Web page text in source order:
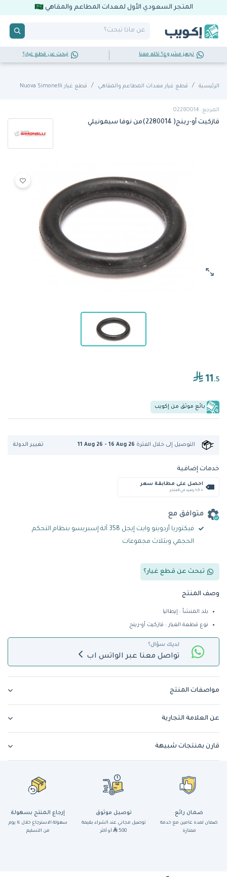
المتجر السعودي الأول لمعدات المطاعم والمقاهي
تجهز مشروع؟ تكلم معنا تبحث عن قطع غيار؟
الرئيسية قطع غيار معدات المطاعم والمقاهي قطع غيار Nuova Simonelli
المرجع: 02280014
قازكيت أو-رينج( 2280014)من نوفا سيمونيلي
11 .5
بائع موثق من إكويب
التوصيل إلى خلال الفترة 11 Aug 26 - 16 Aug 26 تغيير الدولة
خدمات إضافية
احصل على مطابقة سعر
+ %5 رصيد في المتجر
متوافق مع
فيكتوريا أردوينو وايت إيجل 358 آلة إسبريسو بنظام التحكم
الحجمي وبثلاث مجموعات
تبحث عن قطع غيار؟
وصف المنتج
بلد المنشأ : إيطاليا
نوع قطعة الغيار : قازكيت أو-رينج
لديك سؤال؟
تواصل معنا عبر الواتس اب
مواصفات المنتج
عن العلامة التجارية
قارن بمنتجات شبيهة
ضمان رائع
ضمان لمدة عامين مع خدمة
ممتازة
توصيل موثوق
توصيل مجاني عند الشراء بقيمة
500
أو أكثر
إرجاع المنتج بسهولة
سهولة الاسترجاع خلال ١٤ يوم
من التسليم